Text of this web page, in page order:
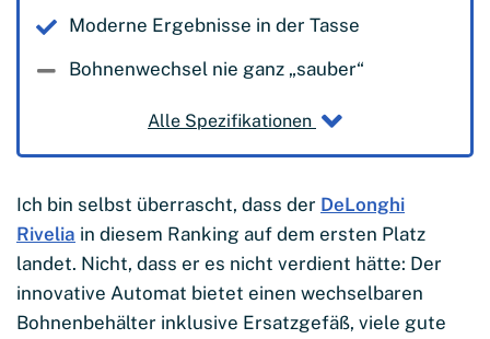
Moderne Ergebnisse in der Tasse
Bohnenwechsel nie ganz „sauber“
Alle Spezifikationen
Ich bin selbst überrascht, dass der DeLonghi
Rivelia in diesem Ranking auf dem ersten Platz
landet. Nicht, dass er es nicht verdient hätte: Der
innovative Automat bietet einen wechselbaren
Bohnenbehälter inklusive Ersatzgefäß, viele gute